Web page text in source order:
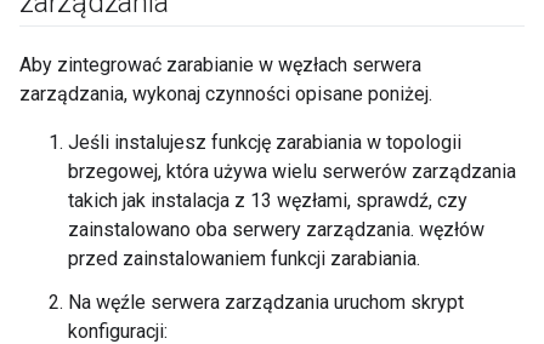
Aby zintegrować zarabianie w węzłach serwera
zarządzania, wykonaj czynności opisane poniżej.
Jeśli instalujesz funkcję zarabiania w topologii
brzegowej, która używa wielu serwerów zarządzania
takich jak instalacja z 13 węzłami, sprawdź, czy
zainstalowano oba serwery zarządzania. węzłów
przed zainstalowaniem funkcji zarabiania.
Na węźle serwera zarządzania uruchom skrypt
konfiguracji: